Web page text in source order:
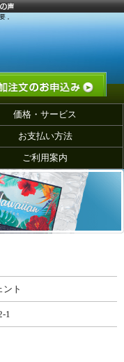
。
価格・サービス
お支払い方法
ご利用案内
ト
1